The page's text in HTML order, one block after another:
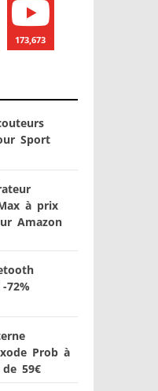
173,673
Sport
à prix
Amazon
72%
Prob à
59€